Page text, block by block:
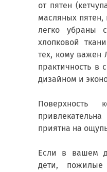
от пятен
масляных пятен,
легко убраны
хлопковой
тех, кому важен
практичность в
дизайном и
Поверхность
приятна на
Если в вашем
дети,